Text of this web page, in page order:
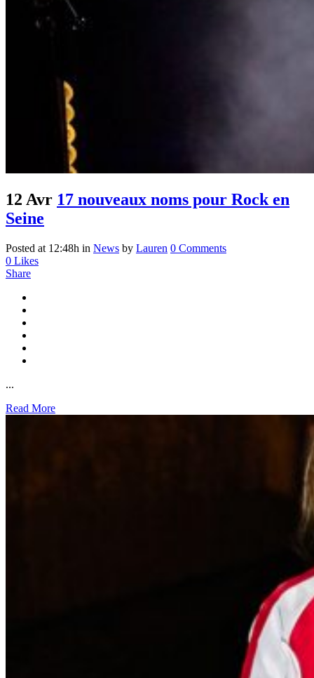
12 Avr 17 nouveaux noms pour Rock en
Seine
Posted at 12:48h in News by Lauren 0 Comments
0 Likes
Share
...
Read More